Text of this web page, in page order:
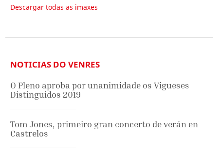
Descargar todas as imaxes
NOTICIAS DO VENRES
O Pleno aproba por unanimidade os Vigueses
Distinguidos 2019
Tom Jones, primeiro gran concerto de verán en
Castrelos